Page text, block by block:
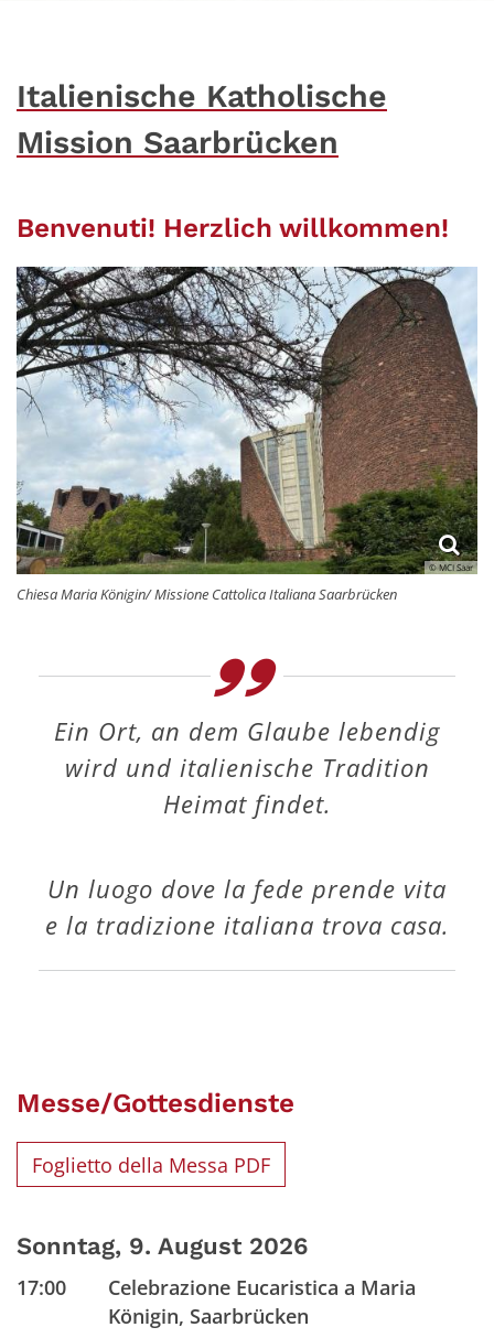
Italienische Katholische
Mission Saarbrücken
Benvenuti! Herzlich willkommen!
© MCI Saar
Chiesa Maria Königin/ Missione Cattolica Italiana Saarbrücken
Ein Ort, an dem Glaube lebendig
wird und italienische Tradition
Heimat findet.
Un luogo dove la fede prende vita
e la tradizione italiana trova casa.
Messe/Gottesdienste
Foglietto della Messa PDF
Sonntag, 9. August 2026
17:00
Celebrazione Eucaristica a Maria
Königin, Saarbrücken